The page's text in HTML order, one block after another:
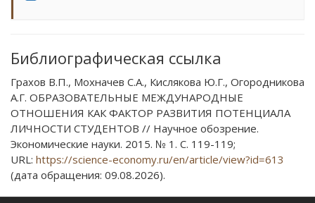
Библиографическая ссылка
Грахов В.П., Мохначев С.А., Кислякова Ю.Г., Огородникова
А.Г. ОБРАЗОВАТЕЛЬНЫЕ МЕЖДУНАРОДНЫЕ
ОТНОШЕНИЯ КАК ФАКТОР РАЗВИТИЯ ПОТЕНЦИАЛА
ЛИЧНОСТИ СТУДЕНТОВ // Научное обозрение.
Экономические науки. 2015. № 1. С. 119-119;
URL: https://science-economy.ru/en/article/view?id=613
(дата обращения: 09.08.2026).